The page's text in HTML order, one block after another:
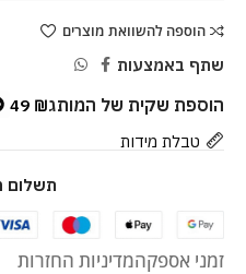
הוספה להשוואת מוצרים
שתף באמצעות
הוספת שקית של המותג 49 ₪
טבלת מידות
תשלום
זמני אספקהמדיניות החזרות